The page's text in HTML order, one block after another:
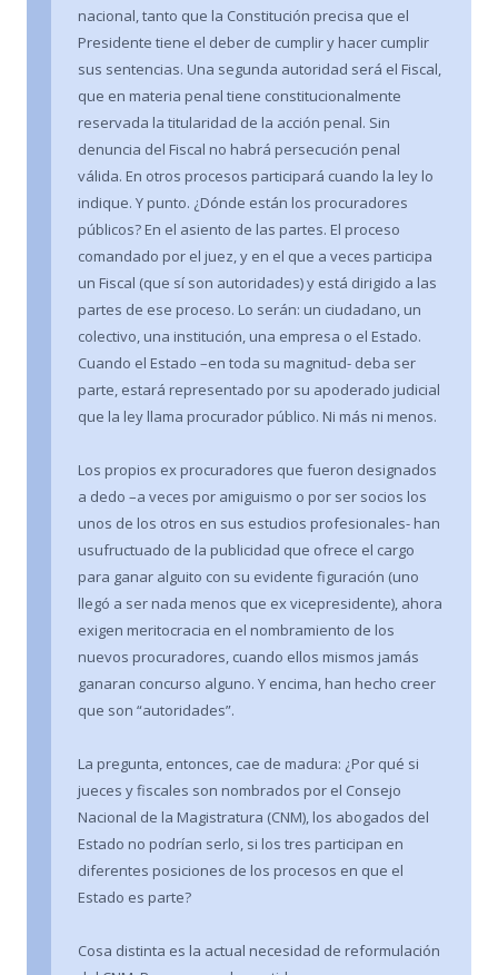
nacional, tanto que la Constitución precisa que el
Presidente tiene el deber de cumplir y hacer cumplir
sus sentencias. Una segunda autoridad será el Fiscal,
que en materia penal tiene constitucionalmente
reservada la titularidad de la acción penal. Sin
denuncia del Fiscal no habrá persecución penal
válida. En otros procesos participará cuando la ley lo
indique. Y punto. ¿Dónde están los procuradores
públicos? En el asiento de las partes. El proceso
comandado por el juez, y en el que a veces participa
un Fiscal (que sí son autoridades) y está dirigido a las
partes de ese proceso. Lo serán: un ciudadano, un
colectivo, una institución, una empresa o el Estado.
Cuando el Estado –en toda su magnitud- deba ser
parte, estará representado por su apoderado judicial
que la ley llama procurador público. Ni más ni menos.
Los propios ex procuradores que fueron designados
a dedo –a veces por amiguismo o por ser socios los
unos de los otros en sus estudios profesionales- han
usufructuado de la publicidad que ofrece el cargo
para ganar alguito con su evidente figuración (uno
llegó a ser nada menos que ex vicepresidente), ahora
exigen meritocracia en el nombramiento de los
nuevos procuradores, cuando ellos mismos jamás
ganaran concurso alguno. Y encima, han hecho creer
que son “autoridades”.
La pregunta, entonces, cae de madura: ¿Por qué si
jueces y fiscales son nombrados por el Consejo
Nacional de la Magistratura (CNM), los abogados del
Estado no podrían serlo, si los tres participan en
diferentes posiciones de los procesos en que el
Estado es parte?
Cosa distinta es la actual necesidad de reformulación